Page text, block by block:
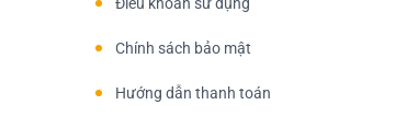
Điều khoản sử dụng
Chính sách bảo mật
Hướng dẫn thanh toán